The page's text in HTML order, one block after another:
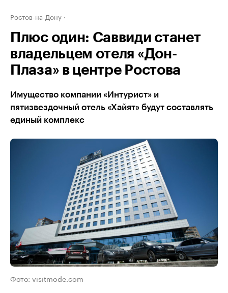
Ростов-на-Дону
Плюс один: Саввиди станет
владельцем отеля «Дон-
Плаза» в центре Ростова
Имущество компании «Интурист» и
пятизвездочный отель «Хайят» будут составлять
единый комплекс
Фото: visitmode.com